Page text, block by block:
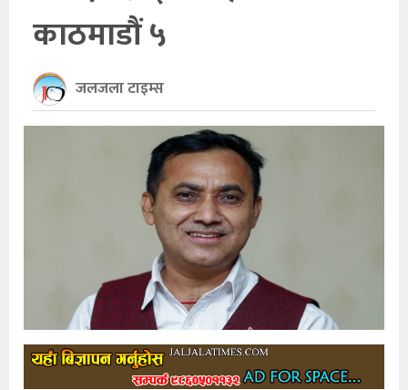
खेलकुद
अन्तर्राष्ट्रिय
थप
काठमाडौं ५
जलजला टाइम्स